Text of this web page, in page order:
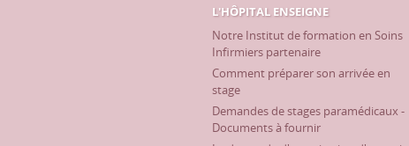
L'HÔPITAL ENSEIGNE
Notre Institut de formation en Soins
Infirmiers partenaire
Comment préparer son arrivée en
stage
Demandes de stages paramédicaux -
Documents à fournir